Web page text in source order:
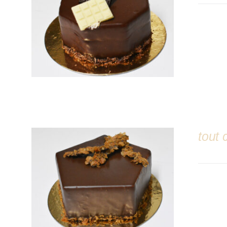
DÉTAILS
DÉTAILS
tout